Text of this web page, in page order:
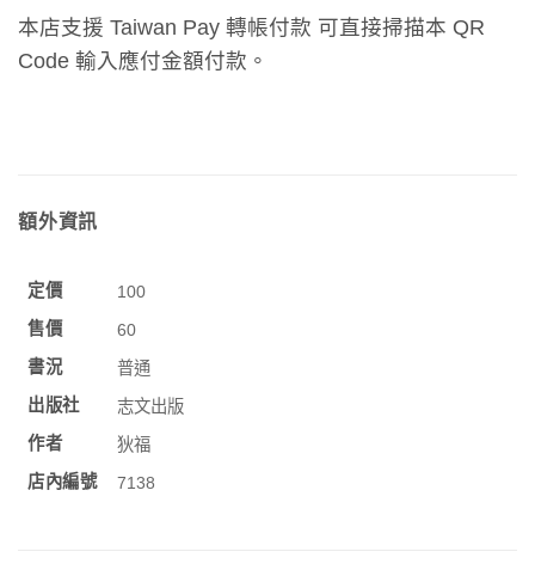
本店支援 Taiwan Pay 轉帳付款 可直接掃描本 QR
Code 輸入應付金額付款。
額外資訊
定價
100
售價
60
書況
普通
出版社
志文出版
作者
狄福
店內編號
7138